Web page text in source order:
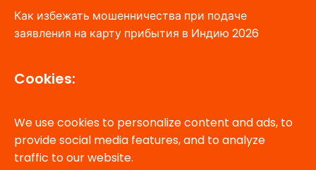
Как избежать мошенничества при подаче
заявления на карту прибытия в Индию 2026
Cookies:
We use cookies to personalize content and ads, to
provide social media features, and to analyze
traffic to our website.